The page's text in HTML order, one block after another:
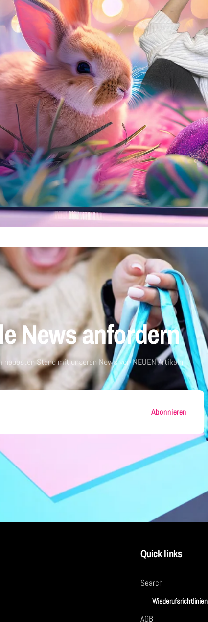
News anfordern
neuesten Stand mit unseren News von NEUEN Artikeln
Abonnieren
Quick links
Search
Wiederufsrichtlinien
AGB